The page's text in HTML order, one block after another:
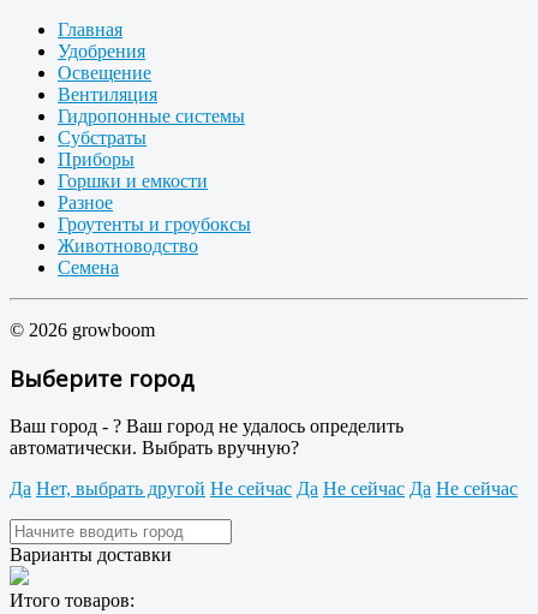
Главная
Удобрения
Освещение
Вентиляция
Гидропонные системы
Субстраты
Приборы
Горшки и емкости
Разное
Гроутенты и гроубоксы
Животноводство
Семена
© 2026 growboom
Выберите город
Ваш город - ? Ваш город не удалось определить
автоматически. Выбрать вручную?
Да Нет, выбрать другой Не сейчас Да Не сейчас Да Не сейчас
Варианты доставки
Итого товаров: